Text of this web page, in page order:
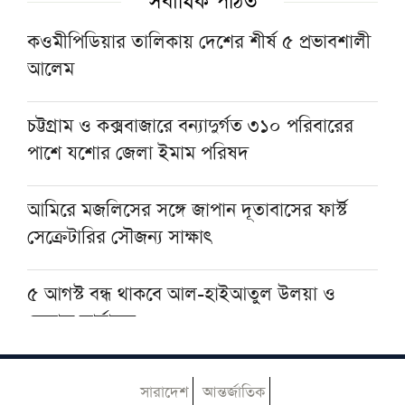
আজ জমিয়তের ঢাকা মহানগর দক্ষিণের কাউন্সিল
প্রধানমন্ত্রীকে বরণে বাবুনগরে ব্যাপক প্রস্তুতি, উপস্থিত
থাকবেন শীর্ষ আলেমরা
ইসলামী আন্দোলন ঢাকা মহানগর দক্ষিণের
কমিটিতে কারা ঠাঁই পেলেন, দেখুন তালিকা
কওমীপিডিয়ার তালিকায় দেশের শীর্ষ ৫ প্রভাবশালী
আলেম
চট্টগ্রাম ও কক্সবাজারে বন্যাদুর্গত ৩১০ পরিবারের
পাশে যশোর জেলা ইমাম পরিষদ
আমিরে মজলিসের সঙ্গে জাপান দূতাবাসের ফার্স্ট
সেক্রেটারির সৌজন্য সাক্ষাৎ
৫ আগস্ট বন্ধ থাকবে আল-হাইআতুল উলয়া ও
বেফাক কার্যালয়
হেজবুত তাওহীদ কেন ভ্রান্ত, কী তাদের আকিদা
সারাদেশ আন্তর্জাতিক